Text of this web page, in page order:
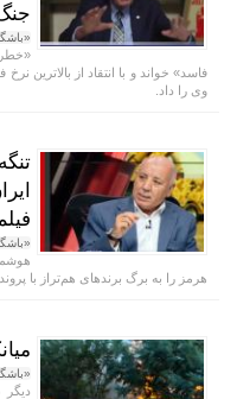
فاسد» خواند و با انتقاد از بالاترین
وی را داد.
هرمز را به برگ برند‌های هم‌تراز با